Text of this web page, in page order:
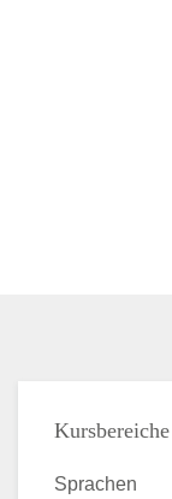
Kursbereiche
Sprachen